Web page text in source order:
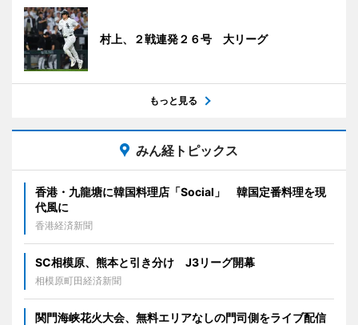
村上、２戦連発２６号 大リーグ
もっと見る
みん経トピックス
香港・九龍塘に韓国料理店「Social」 韓国定番料理を現
代風に
香港経済新聞
SC相模原、熊本と引き分け J3リーグ開幕
相模原町田経済新聞
関門海峡花火大会、無料エリアなしの門司側をライブ配信